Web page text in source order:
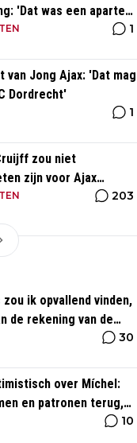
'Dat was een aparte
1
van Jong Ajax: 'Dat mag
Dordrecht'
1
zou niet
zijn voor Ajax
203
ik opvallend vinden,
de rekening van de
30
over Míchel:
en patronen terug,
10